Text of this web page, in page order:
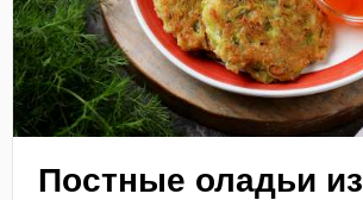
Постные оладьи из